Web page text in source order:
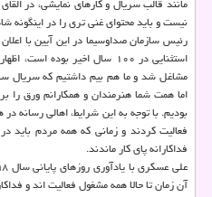
مانند قالب سریال و کارهای نمایشی، در
نیست و باید محتوای غنی تری را در اینگونه
استثنایی در ۱۰۰ سال اخیر
مشاغل شد و ما هم بیم داشتیم که سریال
اما همت شما هنرمندان و همکارانم ورق
بودیم. با توجه به این شرایط، اهالی رسانه
فعالیت کردند و زمانی که همه مردم باید
فداکارانه پای کار ماندند.
آن زمان تا حالا همه مشغول فعالیت اند و